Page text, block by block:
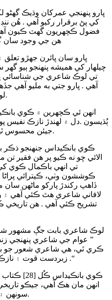
ڀارو پنهنجي عمرکان وڌيڪ گهڻو
کي پڻ برقرار رکيو آهي . هُن
فضول ڪچهريون گهٽ ڪيون
هن جي وجود سان
ڀارو سان ڀائرن جهڙو تعلق
چيلهار کي هميشه پنهنجو ٻيو
تي لوڪ شاعري جي شناسائي
آهي . ڀارو جتي به مليو آهي
لوڪ دوهن جي برسات وسائي آهي.
انهن ئي ڪچهرين ۾ ڪوي
ٻُڌيسون .دل ۾ لهندڙ نازڪ نفيس
جيئن محسوس ٿيا. مور کيڙن جيان من رقص ڪيو.
ڪوي بانڪيداس جنهنجو ذڪر
الائي ڇو نه ڪيو پر هن فقير
تي انهي باڪمال ڪوي
ڪوششون وٺي، ڪيترائي
ڏاهپ رکندڙ پارکو ماڻھن
لافاني شاعري هٿ ڪئي آهي ۽
تشريح ڪئي آهي . هن تاريخي
لوڪ شاعري بابت جڳ مشھور
” عوام جي شاعري پنهنجي
ڪري ٿي، هي شاعري شعور جو
زبردست قوت ۽ نازڪ احساس جي نمائندگي ڪري ٿي .“
ڪوي
انهن مان هڪ آهي، جيڪو
سونهن ۽ سورهيائي جي گُڻن تي لکيل آھي.